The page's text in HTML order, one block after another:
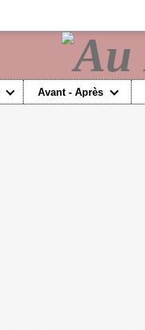
Avant - Après